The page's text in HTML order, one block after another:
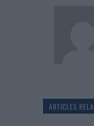
ARTICLES